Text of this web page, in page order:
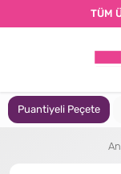
TÜM
Puantiyeli Peçete